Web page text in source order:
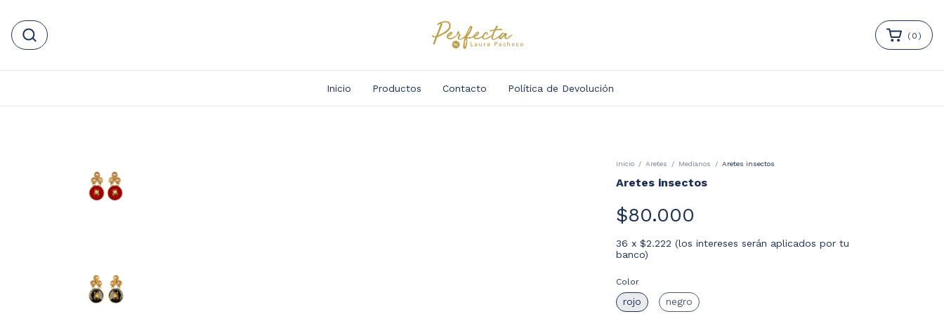
( 0 )
Inicio Productos Contacto Política de Devolución
Inicio / Aretes / Medianos / Aretes insectos
Aretes insectos
$80.000
36 x $2.222 (los intereses serán aplicados por tu
banco)
Color
rojo negro